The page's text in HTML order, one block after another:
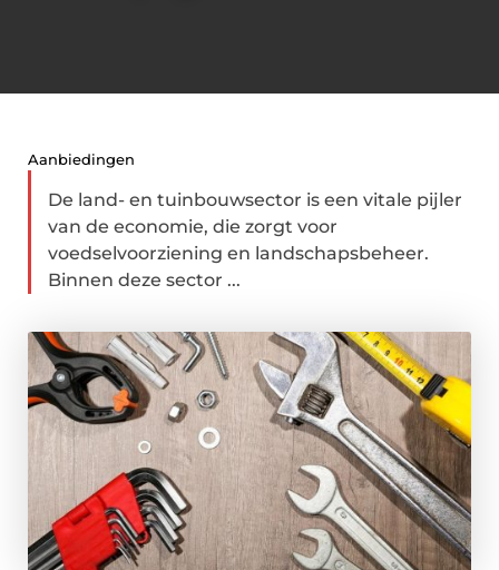
Aanbiedingen
De land- en tuinbouwsector is een vitale pijler
van de economie, die zorgt voor
voedselvoorziening en landschapsbeheer.
Binnen deze sector ...